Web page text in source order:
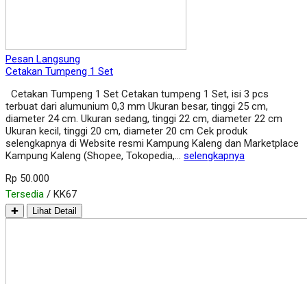
Pesan Langsung
Cetakan Tumpeng 1 Set
Cetakan Tumpeng 1 Set Cetakan tumpeng 1 Set, isi 3 pcs
terbuat dari alumunium 0,3 mm Ukuran besar, tinggi 25 cm,
diameter 24 cm. Ukuran sedang, tinggi 22 cm, diameter 22 cm
Ukuran kecil, tinggi 20 cm, diameter 20 cm Cek produk
selengkapnya di Website resmi Kampung Kaleng dan Marketplace
Kampung Kaleng (Shopee, Tokopedia,… selengkapnya
Rp 50.000
Tersedia / KK67
✚ Lihat Detail